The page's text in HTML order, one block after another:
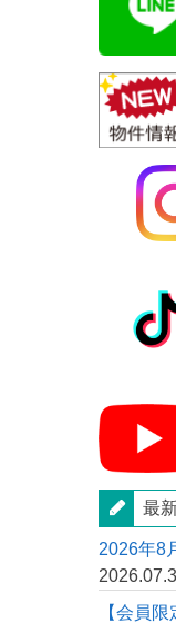
最
2026年8
【会員